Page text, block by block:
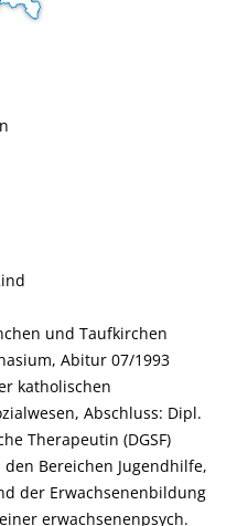
und Taufkirchen
Abitur 07/1993
katholischen
Abschluss: Dipl.
Therapeutin (DGSF)
Bereichen Jugendhilfe,
der Erwachsenenbildung
erwachsenenpsych.